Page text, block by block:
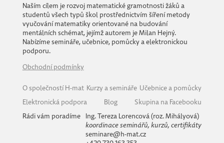
Naším cílem je rozvoj matematické gramotnosti žáků a
studentů všech typů škol prostřednictvím šíření metody
vyučování matematiky orientované na budování
mentálních schémat, jejímž autorem je Milan Hejný.
Nabízíme semináře, učebnice, pomůcky a elektronickou
podporu.
Obchodní podmínky
O společností H-mat Kurzy a semináře Učebnice a pomůcky
Elektronická podpora
Blog
Skupina na Facebooku
Rádi vám poradíme Ing. Tereza Lorencová (roz. Mihályová)
koordinace seminářů, kurzů, certifikáty
seminare@h-mat.cz